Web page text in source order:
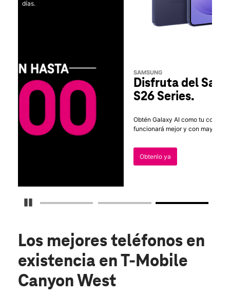
Detener carrusel
SAMSUNG
Disfruta del Samsung Galaxy
S26 Series.
Obtén Galaxy AI como tu compañero personal y tu teléfono
funcionará mejor y con mayor potencia que nunca antes.
Los mejores teléfonos en
existencia en T-Mobile
Canyon West